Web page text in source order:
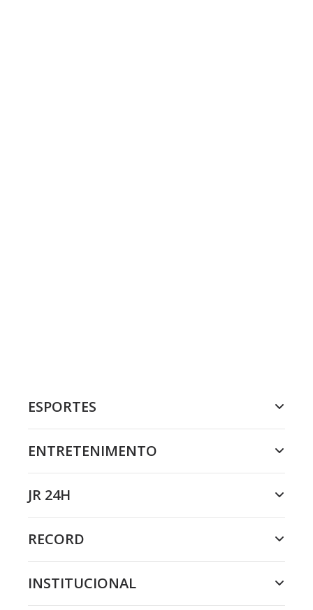
ESPORTES
ENTRETENIMENTO
JR 24H
RECORD
INSTITUCIONAL